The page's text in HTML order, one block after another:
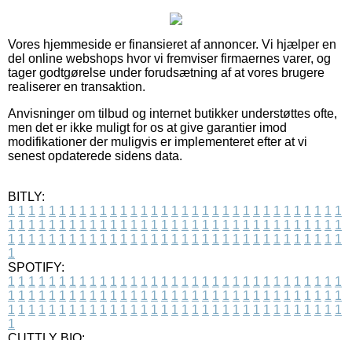
Vores hjemmeside er finansieret af annoncer. Vi hjælper en
del online webshops hvor vi fremviser firmaernes varer, og
tager godtgørelse under forudsætning af at vores brugere
realiserer en transaktion.
Anvisninger om tilbud og internet butikker understøttes ofte,
men det er ikke muligt for os at give garantier imod
modifikationer der muligvis er implementeret efter at vi
senest opdaterede sidens data.
BITLY:
1 1 1 1 1 1 1 1 1 1 1 1 1 1 1 1 1 1 1 1 1 1 1 1 1 1 1 1 1 1 1 1 1
1 1 1 1 1 1 1 1 1 1 1 1 1 1 1 1 1 1 1 1 1 1 1 1 1 1 1 1 1 1 1 1 1
1 1 1 1 1 1 1 1 1 1 1 1 1 1 1 1 1 1 1 1 1 1 1 1 1 1 1 1 1 1 1 1 1
1
SPOTIFY:
1 1 1 1 1 1 1 1 1 1 1 1 1 1 1 1 1 1 1 1 1 1 1 1 1 1 1 1 1 1 1 1 1
1 1 1 1 1 1 1 1 1 1 1 1 1 1 1 1 1 1 1 1 1 1 1 1 1 1 1 1 1 1 1 1 1
1 1 1 1 1 1 1 1 1 1 1 1 1 1 1 1 1 1 1 1 1 1 1 1 1 1 1 1 1 1 1 1 1
1